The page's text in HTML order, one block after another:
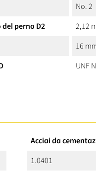
No. 2
perno D2
2,12
16
UNF
Acciai da
1.0401